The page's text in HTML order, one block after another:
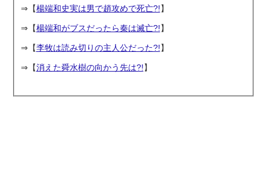
⇒【楊端和史実は男で趙攻めで死亡?!】
⇒【楊端和がブスだったら秦は滅亡?!】
⇒【李牧は読み切りの主人公だった?!】
⇒【消えた舜水樹の向かう先は?!】